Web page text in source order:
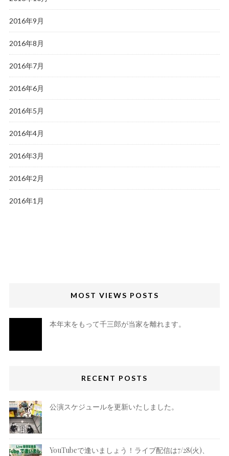
2016年9月
2016年8月
2016年7月
2016年6月
2016年5月
2016年4月
2016年3月
2016年2月
2016年1月
MOST VIEWS POSTS
本年末をもって千三郎が当家を離れます。
RECENT POSTS
公演スケジュールを更新いたしました。
YouTubeで逢いましょう！ライブ配信は7/28(火)、